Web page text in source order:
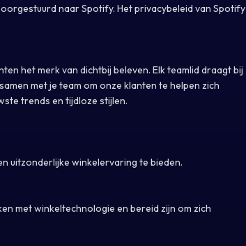
naar Spotify. Het privacybeleid van Spotify
het merk van dichtbij beleven. Elk teamlid draagt bij
met je team om onze klanten te helpen zich
trends en tijdloze stijlen.
uitzonderlijke winkelervaring te bieden.
met winkeltechnologie en bereid zijn om zich